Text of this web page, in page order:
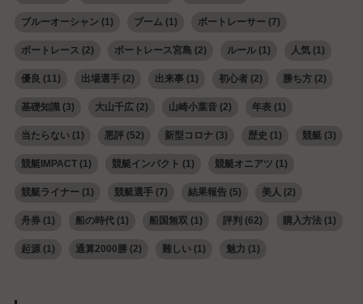
ブルーオーシャン (1) ブーム(1) ボートレーサー (7)
ボートレース (2) ボートレース宮島 (2) ルール(1) 人気(1)
優良 (11) 出場選手(2) 出来事(1) 初心者(2) 勝ち方(2)
基礎知識(3) 大山千広(2) 山崎小葉音(2) 年表(1)
当たらない(1) 悪評(52) 新型コロナ(3) 歴史 (1) 競艇 (3)
競艇IMPACT(1) 競艇インパクト (1) 競艇オニアツ (1)
競艇ライナー (1) 競艇選手(7) 結果報告(5) 美人 (2)
舟券(1) 船の時代(1) 船国無双 (1) 評判 (62) 購入方法(1)
起源(1) 通算2000勝(2) 難しい(1) 魅力 (1)